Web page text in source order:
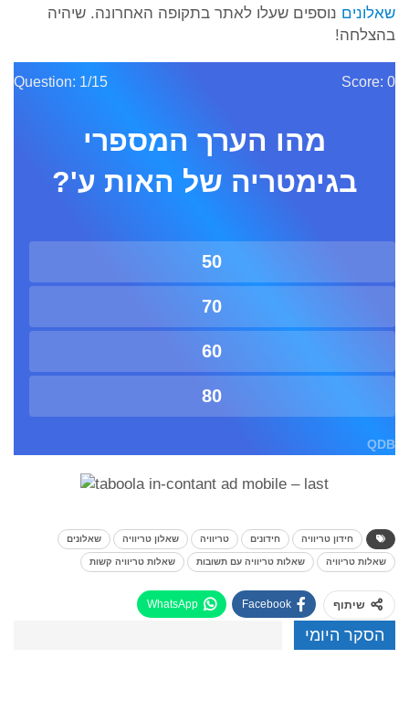
שאלונים נוספים שעלו לאתר בתקופה האחרונה. שיהיה
בהצלחה!
Question: 1/15 Score: 0
מהו הערך המספרי
בגימטריה של האות ע'?
50
70
60
80
QDB
חידון טריוויה חידונים טריוויה שאלון טריוויה שאלונים
שאלות טריוויה שאלות טריוויה עם תשובות שאלות טריוויה קשות
שיתוף Facebook
WhatsApp
הסקר היומי